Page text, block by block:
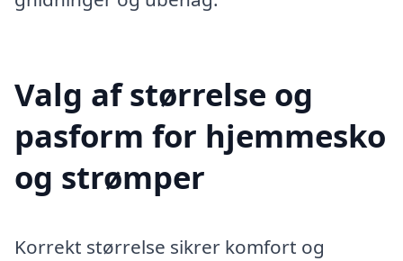
Valg af størrelse og
pasform for hjemmesko
og strømper
Korrekt størrelse sikrer komfort og